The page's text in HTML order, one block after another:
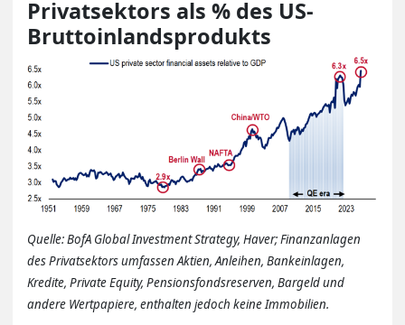
Privatsektors als % des US-
Bruttoinlandsprodukts
Quelle: BofA Global Investment Strategy, Haver; Finanzanlagen
des Privatsektors umfassen Aktien, Anleihen, Bankeinlagen,
Kredite, Private Equity, Pensionsfondsreserven, Bargeld und
andere Wertpapiere, enthalten jedoch keine Immobilien.